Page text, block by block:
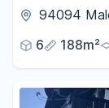
94094
6
188m²